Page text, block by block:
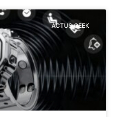
ACTUS GEEK